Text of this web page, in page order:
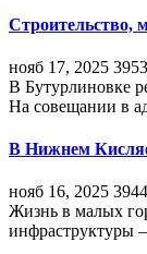
Строительство,
нояб 17, 2025
В Бутурлиновке
На совещании в
В Нижнем
нояб 16, 2025
Жизнь в малых
инфраструктуры